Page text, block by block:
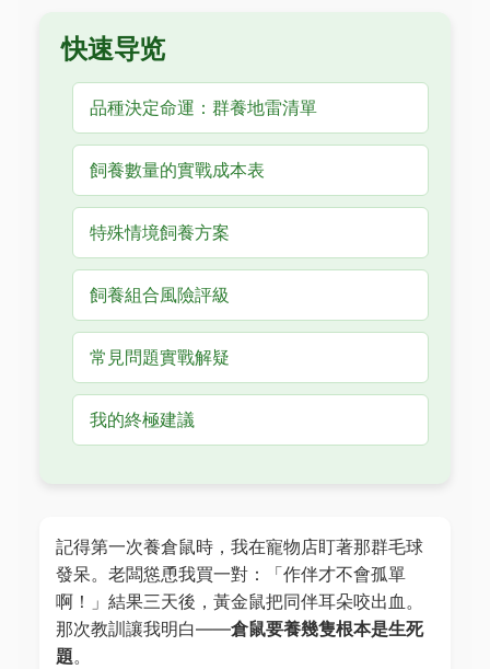
快速导览
品種決定命運：群養地雷清單
飼養數量的實戰成本表
特殊情境飼養方案
飼養組合風險評級
常見問題實戰解疑
我的終極建議
記得第一次養倉鼠時，我在寵物店盯著那群毛球
發呆。老闆慫恿我買一對：「作伴才不會孤單
啊！」結果三天後，黃金鼠把同伴耳朵咬出血。
那次教訓讓我明白——倉鼠要養幾隻根本是生死
題。